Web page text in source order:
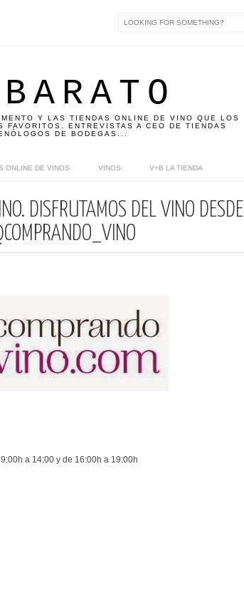
Y LAS TIENDAS ONLINE DE VINO QUE LOS
FAVORITOS. ENTREVISTAS A CEO DE TIENDAS
DE BODEGAS...
ONLINE DE VINOS VINOS V+B LA TIENDA
DISFRUTAMOS DEL VINO DESDE
a 14:00 y de 16:00h a 19:00h